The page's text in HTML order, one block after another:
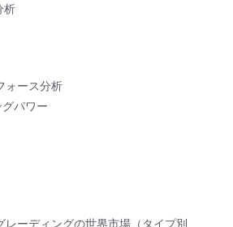
析
ォース分析
パワー
レーディングの世界市場（タイプ別